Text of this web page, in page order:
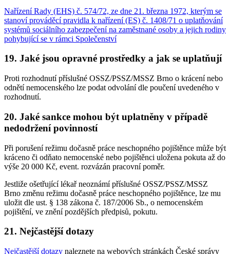
Nařízení Rady (EHS) č. 574/72, ze dne 21. března 1972, kterým se
stanoví prováděcí pravidla k nařízení (ES) č. 1408/71 o uplatňování
systémů sociálního zabezpečení na zaměstnané osoby a jejich rodiny
pohybující se v rámci Společenství
19. Jaké jsou opravné prostředky a jak se uplatňují
Proti rozhodnutí příslušné OSSZ/PSSZ/MSSZ Brno o krácení nebo
odnětí nemocenského lze podat odvolání dle poučení uvedeného v
rozhodnutí.
20. Jaké sankce mohou být uplatněny v případě
nedodržení povinností
Při porušení režimu dočasně práce neschopného pojištěnce může být
kráceno či odňato nemocenské nebo pojištěnci uložena pokuta až do
výše 20 000 Kč, event. rozvázán pracovní poměr.
Jestliže ošetřující lékař neoznámí příslušné OSSZ/PSSZ/MSSZ
Brno změnu režimu dočasně práce neschopného pojištěnce, lze mu
uložit dle ust. § 138 zákona č. 187/2006 Sb., o nemocenském
pojištění, ve znění pozdějších předpisů, pokutu.
21. Nejčastější dotazy
Nejčastější dotazy naleznete na webových stránkách České správy